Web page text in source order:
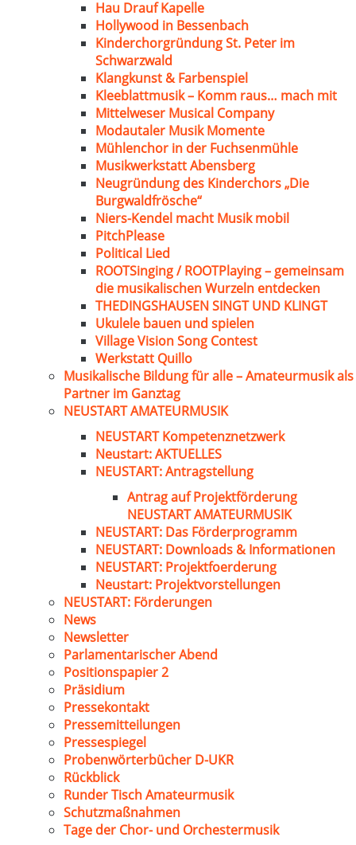
Hau Drauf Kapelle
Hollywood in Bessenbach
Kinderchorgründung St. Peter im
Schwarzwald
Klangkunst & Farbenspiel
Kleeblattmusik – Komm raus… mach mit
Mittelweser Musical Company
Modautaler Musik Momente
Mühlenchor in der Fuchsenmühle
Musikwerkstatt Abensberg
Neugründung des Kinderchors „Die
Burgwaldfrösche“
Niers-Kendel macht Musik mobil
PitchPlease
Political Lied
ROOTSinging / ROOTPlaying – gemeinsam
die musikalischen Wurzeln entdecken
THEDINGSHAUSEN SINGT UND KLINGT
Ukulele bauen und spielen
Village Vision Song Contest
Werkstatt Quillo
Musikalische Bildung für alle – Amateurmusik als
Partner im Ganztag
NEUSTART AMATEURMUSIK
NEUSTART Kompetenznetzwerk
Neustart: AKTUELLES
NEUSTART: Antragstellung
Antrag auf Projektförderung
NEUSTART AMATEURMUSIK
NEUSTART: Das Förderprogramm
NEUSTART: Downloads & Informationen
NEUSTART: Projektfoerderung
Neustart: Projektvorstellungen
NEUSTART: Förderungen
News
Newsletter
Parlamentarischer Abend
Positionspapier 2
Präsidium
Pressekontakt
Pressemitteilungen
Pressespiegel
Probenwörterbücher D-UKR
Rückblick
Runder Tisch Amateurmusik
Schutzmaßnahmen
Tage der Chor- und Orchestermusik